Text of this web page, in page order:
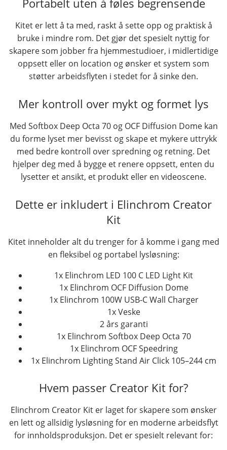
Portabelt uten å føles begrensende
Kitet er lett å ta med, raskt å sette opp og praktisk å
bruke i mindre rom. Det gjør det spesielt nyttig for
skapere som jobber fra hjemmestudioer, i midlertidige
oppsett eller on location og ønsker et system som
støtter arbeidsflyten i stedet for å sinke den.
Mer kontroll over mykt og formet lys
Med Softbox Deep Octa 70 og OCF Diffusion Dome kan
du forme lyset mer bevisst og skape et mykere uttrykk
med bedre kontroll over spredning og retning. Det
hjelper deg med å bygge et renere oppsett, enten du
lysetter et ansikt, et produkt eller en videoscene.
Dette er inkludert i Elinchrom Creator
Kit
Kitet inneholder alt du trenger for å komme i gang med
en fleksibel og portabel lysløsning:
1x Elinchrom LED 100 C LED Light Kit
1x Elinchrom OCF Diffusion Dome
1x Elinchrom 100W USB-C Wall Charger
1x Veske
2 års garanti
1x Elinchrom Softbox Deep Octa 70
1x Elinchrom OCF Speedring
1x Elinchrom Lighting Stand Air Click 105–244 cm
Hvem passer Creator Kit for?
Elinchrom Creator Kit er laget for skapere som ønsker
en lett og allsidig lysløsning for en moderne arbeidsflyt
for innholdsproduksjon. Det er spesielt relevant for: